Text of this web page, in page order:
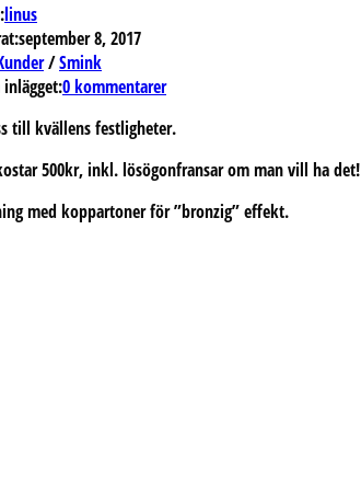
linus
september 8, 2017
/Smink
inlägget:0 kommentarer
till kvällens festligheter.
500kr, inkl. lösögonfransar om man vill ha det!
med koppartoner för ”bronzig” effekt.